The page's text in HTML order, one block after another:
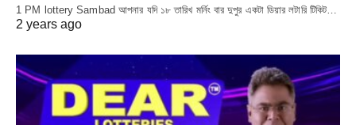
1 PM lottery Sambad আপনার যদি ১৮ তারিখ মর্নিং বার দুপুর একটা ডিয়ার লটারি টিকিট…
2 years ago